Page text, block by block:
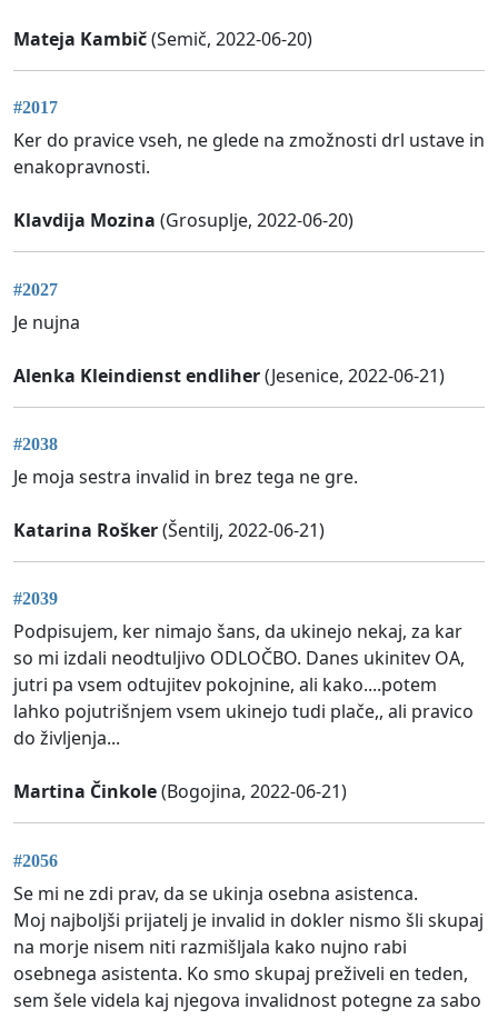
Mateja Kambič(Semič, 2022-06-20)
#2017
Ker do pravice vseh, ne glede na zmožnosti drl ustave in
enakopravnosti.
Klavdija Mozina (Grosuplje, 2022-06-20)
#2027
Je nujna
Alenka Kleindienst endliher(Jesenice, 2022-06-21)
#2038
Je moja sestra invalid in brez tega ne gre.
Katarina Rošker(Šentilj, 2022-06-21)
#2039
Podpisujem, ker nimajo šans, da ukinejo nekaj, za kar
so mi izdali neodtuljivo ODLOČBO. Danes ukinitev OA,
jutri pa vsem odtujitev pokojnine, ali kako....potem
lahko pojutrišnjem vsem ukinejo tudi plače,, ali pravico
do življenja...
Martina Činkole(Bogojina, 2022-06-21)
#2056
Se mi ne zdi prav, da se ukinja osebna asistenca.
Moj najboljši prijatelj je invalid in dokler nismo šli skupaj
na morje nisem niti razmišljala kako nujno rabi
osebnega asistenta. Ko smo skupaj preživeli en teden,
sem šele videla kaj njegova invalidnost potegne za sabo